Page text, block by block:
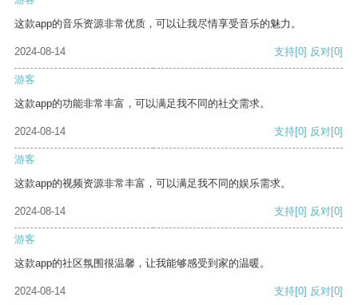
这款app的音乐资源非常优质，可以让我尽情享受音乐的魅力。
2024-08-14 支持[0] 反对[0]
游客
这款app的功能非常丰富，可以满足我不同的社交需求。
2024-08-14 支持[0] 反对[0]
游客
这款app的视频资源非常丰富，可以满足我不同的娱乐需求。
2024-08-14 支持[0] 反对[0]
游客
这款app的社区氛围很温馨，让我能够感受到家的温暖。
2024-08-14 支持[0] 反对[0]